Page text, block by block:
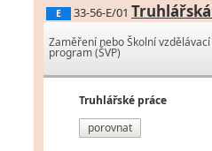
E 33-56-E/01
Zaměření nebo Školní vzdělávací
program (ŠVP)
Truhlářské práce
porovnat